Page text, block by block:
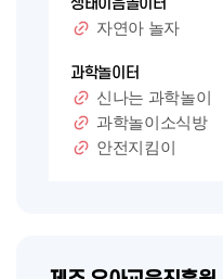
생태이음놀이터
자연아 놀자
과학놀이터
신나는 과학놀이
과학놀이소식방
안전지킴이